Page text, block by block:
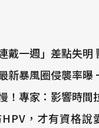
戴一週」差點失明
新暴風圈侵襲率曝
！專家：影響時間
，才有資格說